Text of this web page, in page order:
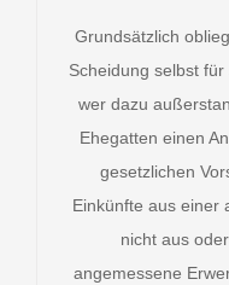
Grundsätzlich
Scheidung selbst
wer dazu
Ehegatten einen
gesetzlichen
Einkünfte aus einer
nicht aus
angemessene